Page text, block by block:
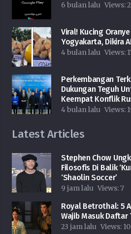
6 bulan lalu Views:
Viral! Kucing
Yogyakarta, Dikira
4 bulan lalu Views:
Perkembangan
Dukungan Teguh
Keempat Konflik
4 bulan lalu Views:
Latest Articles
Stephen Chow
Filosofis Di Balik
‘Shaolin Soccer’
9 jam lalu Views:7
Royal Betrothal: 5
Wajib Masuk Daftar
23 jam lalu Views: 10